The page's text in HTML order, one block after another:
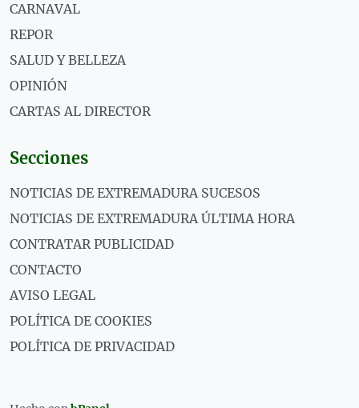
CARNAVAL
REPOR
SALUD Y BELLEZA
OPINIÓN
CARTAS AL DIRECTOR
Secciones
NOTICIAS DE EXTREMADURA SUCESOS
NOTICIAS DE EXTREMADURA ÚLTIMA HORA
CONTRATAR PUBLICIDAD
CONTACTO
AVISO LEGAL
POLÍTICA DE COOKIES
POLÍTICA DE PRIVACIDAD